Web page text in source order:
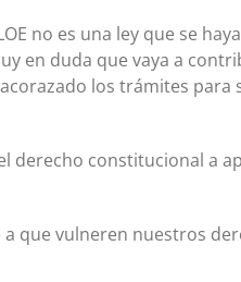
no es una ley que se
en duda que vaya a
los trámites
derecho constitucional a
que vulneren nuestros